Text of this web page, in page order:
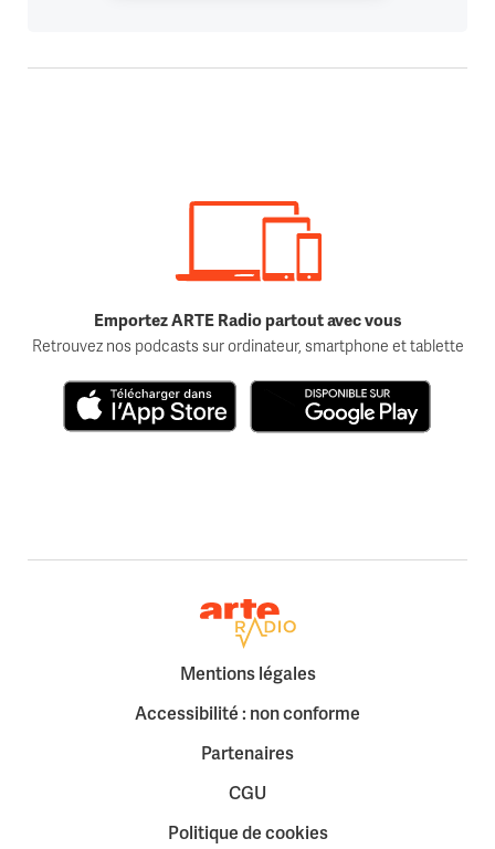
Emportez ARTE Radio partout avec vous
Retrouvez nos podcasts sur ordinateur, smartphone et tablette
Retour à la page d'accueil
Mentions légales
Accessibilité : non conforme
Partenaires
CGU
Politique de cookies